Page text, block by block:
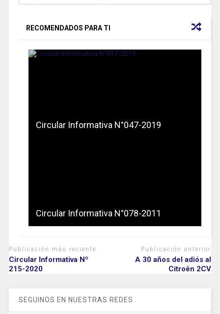
RECOMENDADOS PARA TI
Circular Informativa N°047-2019
Circular Informativa N°078-2011
Publicación más reciente
Circular Informativa Nº
215-2020
Publicación anterior
A 30 años del adiós al
Citroën 2CV
SEGUINOS EN NUESTRAS REDES